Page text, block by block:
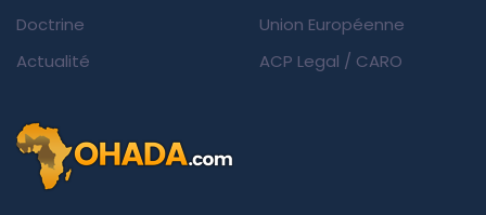
Doctrine
Actualité
Union Européenne
ACP Legal / CARO